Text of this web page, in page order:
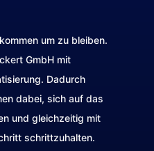
um zu bleiben.
GmbH mit
Dadurch
dabei, sich auf das
und gleichzeitig mit
schrittzuhalten.